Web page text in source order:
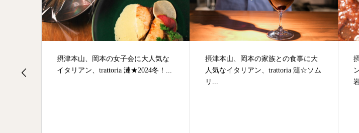
ニュー
摂津本山、岡本の女子会に大人気な
イタリアン、trattoria 漣★2024冬！...
摂津本山、岡本の家族との食事に大
人気なイタリアン、trattoria 漣☆ソム
リ...